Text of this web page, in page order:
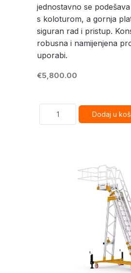
jednostavno se
s koloturom, a gornja
siguran rad i pristup.
robusna i namijenjena
uporabi.
€5,800.00